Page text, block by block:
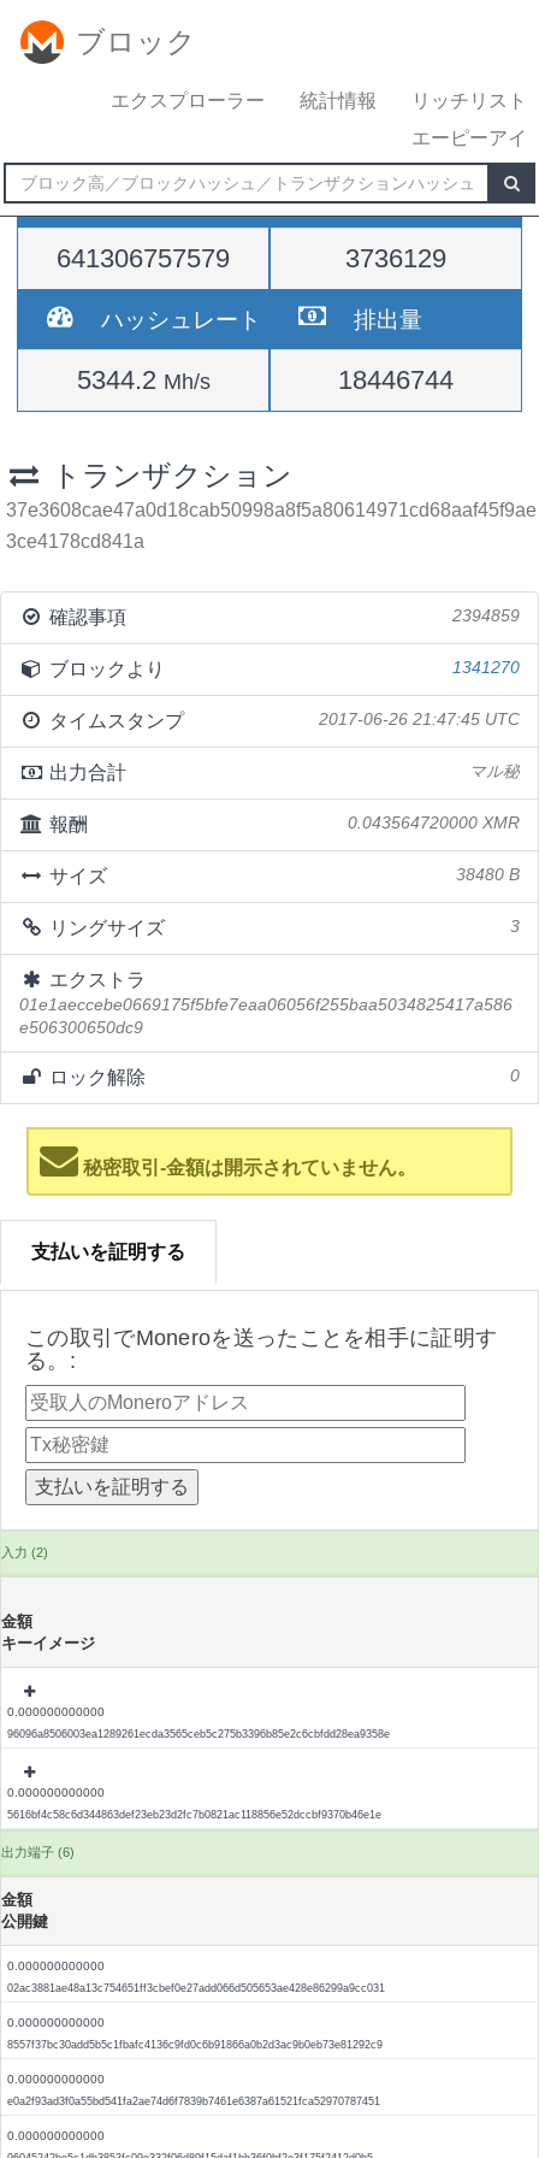
ブロック
エクスプローラー 統計情報
リッチリスト
エーピーアイ
難易度
641306757579
高さ
3736129
ハッシュレート
5344.2 Mh/s
排出量
18446744
トランザクション
37e3608cae47a0d18cab50998a8f5a80614971cd68aaf45f9ae
3ce4178cd841a
確認事項 2394859
ブロックより 1341270
タイムスタンプ 2017-06-26 21:47:45 UTC
出力合計 マル秘
報酬 0.043564720000 XMR
サイズ 38480 B
リングサイズ 3
エクストラ
01e1aeccebe0669175f5bfe7eaa06056f255baa5034825417a586
e506300650dc9
ロック解除 0
秘密取引-金額は開示されていません。
支払いを証明する
この取引でMoneroを送ったことを相手に証明す
る。:
入力 (2)
金額
キーイメージ
0.000000000000
96096a8506003ea1289261ecda3565ceb5c275b3396b85e2c6cbfdd28ea9358e
0.000000000000
5616bf4c58c6d344863def23eb23d2fc7b0821ac118856e52dccbf9370b46e1e
出力端子 (6)
金額
公開鍵
0.000000000000
02ac3881ae48a13c754651ff3cbef0e27add066d505653ae428e86299a9cc031
0.000000000000
8557f37bc30add5b5c1fbafc4136c9fd0c6b91866a0b2d3ac9b0eb73e81292c9
0.000000000000
e0a2f93ad3f0a55bd541fa2ae74d6f7839b7461e6387a61521fca52970787451
0.000000000000